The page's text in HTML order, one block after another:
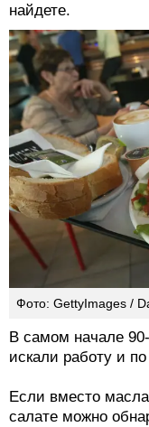
найдете.
Фото: GettyImages /
В самом начале
искали работу и
Если вместо
салате можно